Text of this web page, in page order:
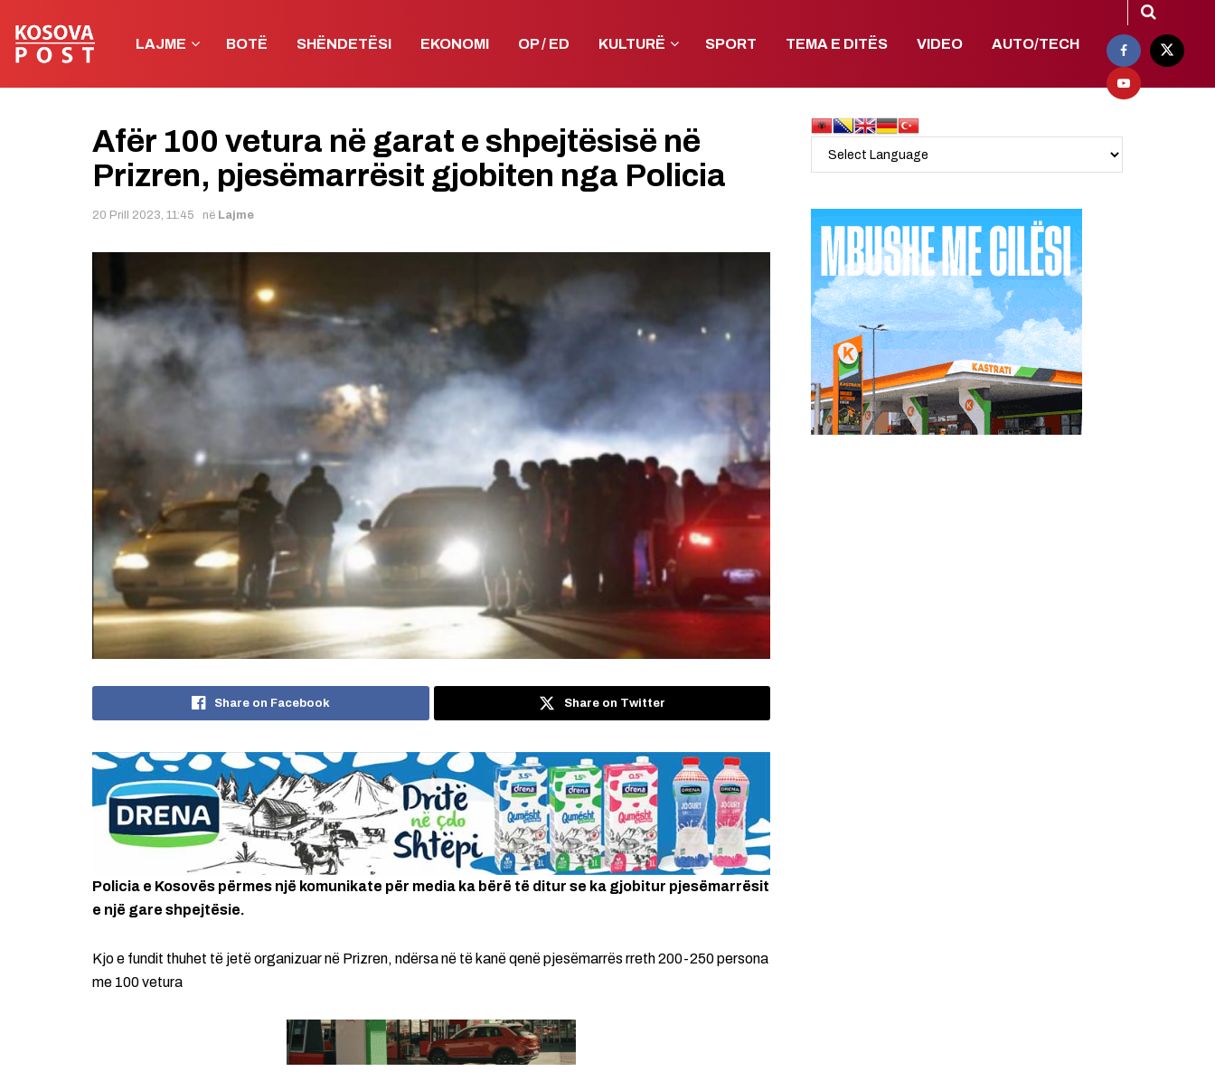
LAJME BOTË SHËNDETËSI EKONOMI OP / ED KULTURË SPORT TEMA E DITËS VIDEO AUTO/TECH
Afër 100 vetura në garat e shpejtësisë në
Prizren, pjesëmarrësit gjobiten nga Policia
20 Prill 2023, 11:45 në Lajme
Share on Facebook Share on Twitter
Policia e Kosovës përmes një komunikate për media ka bërë të ditur se ka gjobitur pjesëmarrësit
e një gare shpejtësie.
Kjo e fundit thuhet të jetë organizuar në Prizren, ndërsa në të kanë qenë pjesëmarrës rreth 200-250 persona
me 100 vetura